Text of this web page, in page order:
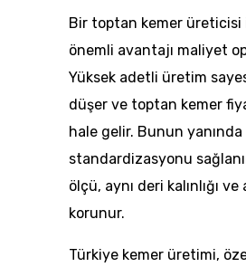
Bir toptan kemer üreticisi
önemli avantajı maliyet
Yüksek adetli üretim
düşer ve toptan kemer
hale gelir. Bunun
standardizasyonu
ölçü, aynı deri kalınlığı
korunur.
Türkiye kemer üretimi,